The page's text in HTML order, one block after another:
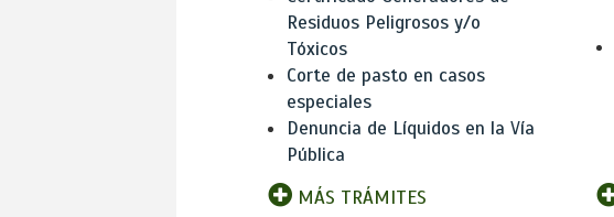
Residuos Peligrosos y/o
Tóxicos
Corte de pasto en casos
especiales
Denuncia de Líquidos en la Vía
Pública
MÁS TRÁMITES